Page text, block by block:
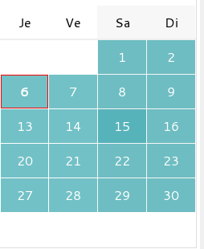
Je Ve Sa
Di
1
2
6 7 8
9
13 14 15
16
20 21 22
23
27 28 29
30